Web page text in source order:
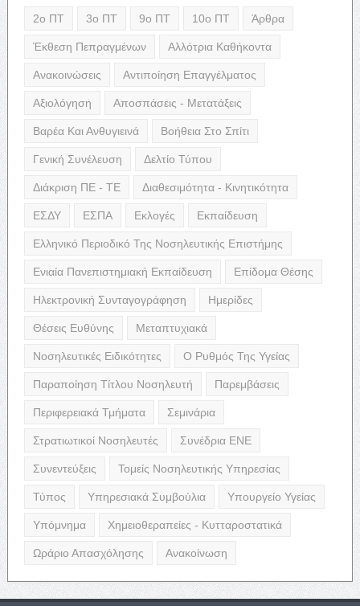
2ο ΠΤ 3ο ΠΤ 9ο ΠΤ 10ο ΠΤ Άρθρα
Έκθεση Πεπραγμένων Αλλότρια Καθήκοντα
Ανακοινώσεις Αντιποίηση Επαγγέλματος
Αξιολόγηση Αποσπάσεις - Μετατάξεις
Βαρέα Και Ανθυγιεινά Βοήθεια Στο Σπίτι
Γενική Συνέλευση Δελτίο Τύπου
Διάκριση ΠΕ - ΤΕ Διαθεσιμότητα - Κινητικότητα
ΕΣΔΥ ΕΣΠΑ Εκλογές Εκπαίδευση
Ελληνικό Περιοδικό Της Νοσηλευτικής Επιστήμης
Ενιαία Πανεπιστημιακή Εκπαίδευση Επίδομα Θέσης
Ηλεκτρονική Συνταγογράφηση Ημερίδες
Θέσεις Ευθύνης Μεταπτυχιακά
Νοσηλευτικές Ειδικότητες Ο Ρυθμός Της Υγείας
Παραποίηση Τίτλου Νοσηλευτή Παρεμβάσεις
Περιφερειακά Τμήματα Σεμινάρια
Στρατιωτικοί Νοσηλευτές Συνέδρια ΕΝΕ
Συνεντεύξεις Τομείς Νοσηλευτικής Υπηρεσίας
Τύπος Υπηρεσιακά Συμβούλια Υπουργείο Υγείας
Υπόμνημα Χημειοθεραπείες - Κυτταροστατικά
Ωράριο Απασχόλησης Ανακοίνωση